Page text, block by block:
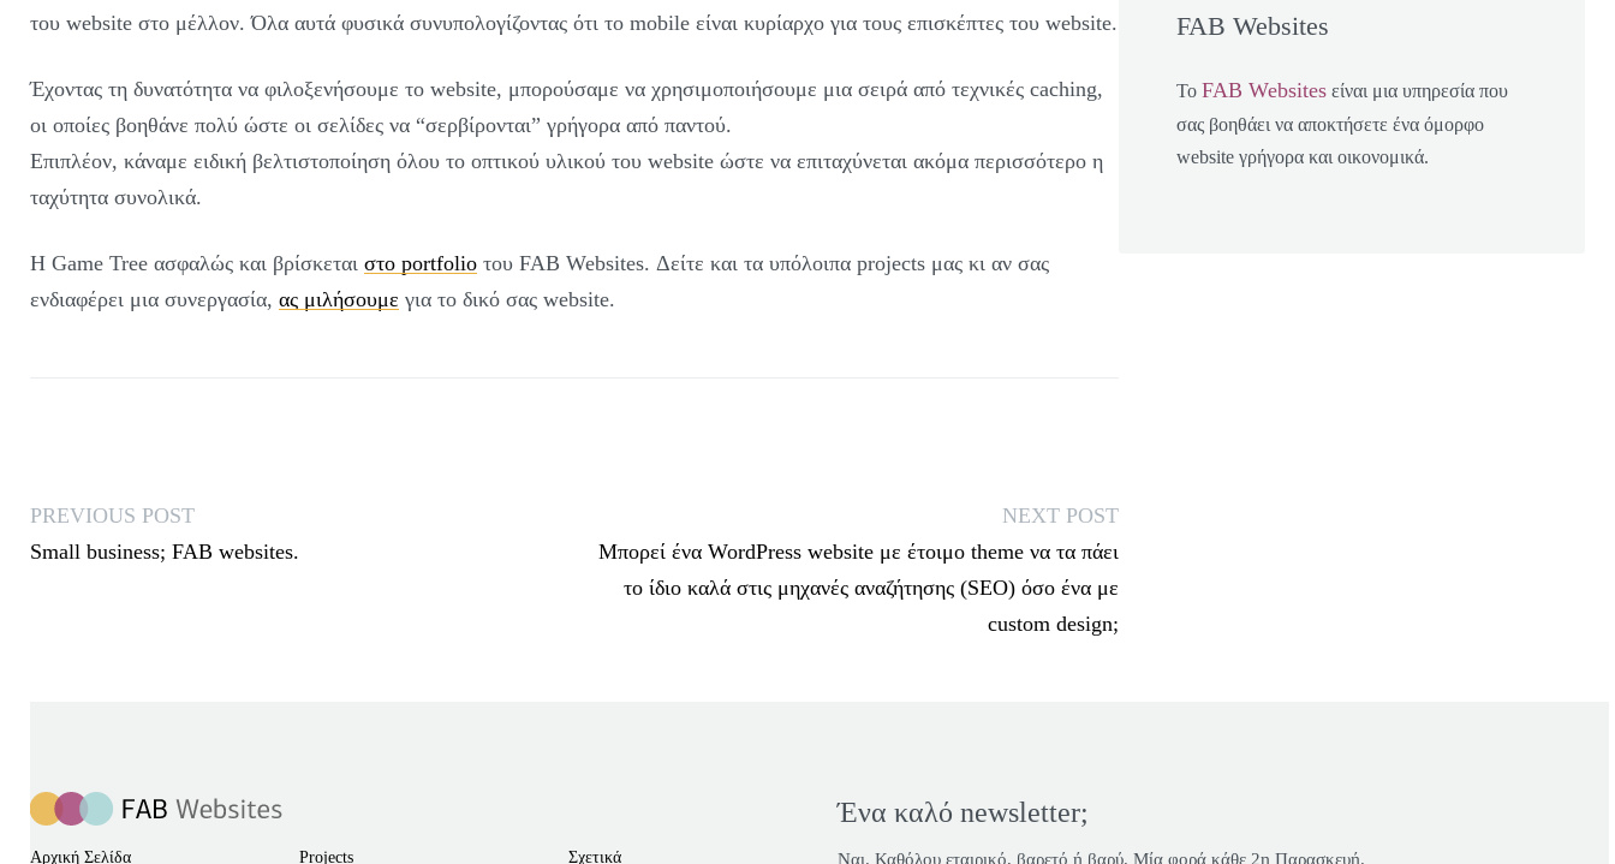
του website στο μέλλον. Όλα αυτά φυσικά συνυπολογίζοντας ότι το mobile είναι κυρίαρχο για τους επισκέπτες του website.
Έχοντας τη δυνατότητα να φιλοξενήσουμε το website, μπορούσαμε να χρησιμοποιήσουμε μια σειρά από τεχνικές caching,
οι οποίες βοηθάνε πολύ ώστε οι σελίδες να “σερβίρονται” γρήγορα από παντού.
Επιπλέον, κάναμε ειδική βελτιστοποίηση όλου το οπτικού υλικού του website ώστε να επιταχύνεται ακόμα περισσότερο η
ταχύτητα συνολικά.
Η Game Tree ασφαλώς και βρίσκεται στο portfolio του FAB Websites. Δείτε και τα υπόλοιπα projects μας κι αν σας
ενδιαφέρει μια συνεργασία, ας μιλήσουμε για το δικό σας website.
PREVIOUS POST
Small business; FAB websites.
NEXT POST
Μπορεί ένα WordPress website με έτοιμο theme να τα πάει
το ίδιο καλά στις μηχανές αναζήτησης (SEO) όσο ένα με
custom design;
FAB Websites
Το FAB Websitesείναι μια υπηρεσία που
σας βοηθάει να αποκτήσετε ένα όμορφο
website γρήγορα και οικονομικά.
Αρχική Σελίδα Projects Σχετικά
Ένα καλό newsletter;
Ναι. Καθόλου εταιρικό, βαρετό ή βαρύ. Μία φορά κάθε 2η Παρασκευή.